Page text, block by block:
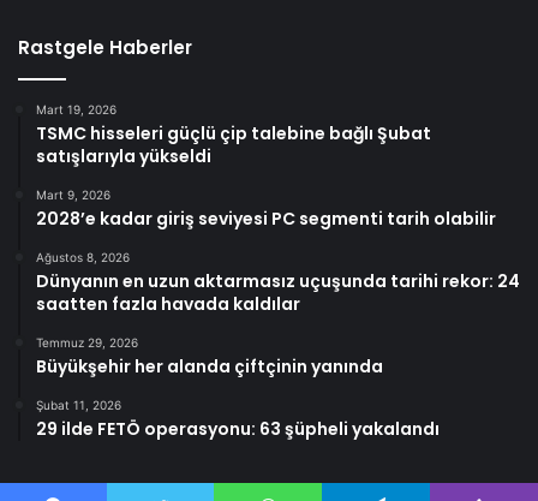
Rastgele Haberler
Mart 19, 2026
TSMC hisseleri güçlü çip talebine bağlı Şubat
satışlarıyla yükseldi
Mart 9, 2026
2028’e kadar giriş seviyesi PC segmenti tarih olabilir
Ağustos 8, 2026
Dünyanın en uzun aktarmasız uçuşunda tarihi rekor: 24
saatten fazla havada kaldılar
Temmuz 29, 2026
Büyükşehir her alanda çiftçinin yanında
Şubat 11, 2026
29 ilde FETÖ operasyonu: 63 şüpheli yakalandı